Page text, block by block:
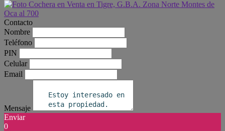
Contacto
Nombre
Teléfono
PIN
Celular
Email
Mensaje
Enviar
0